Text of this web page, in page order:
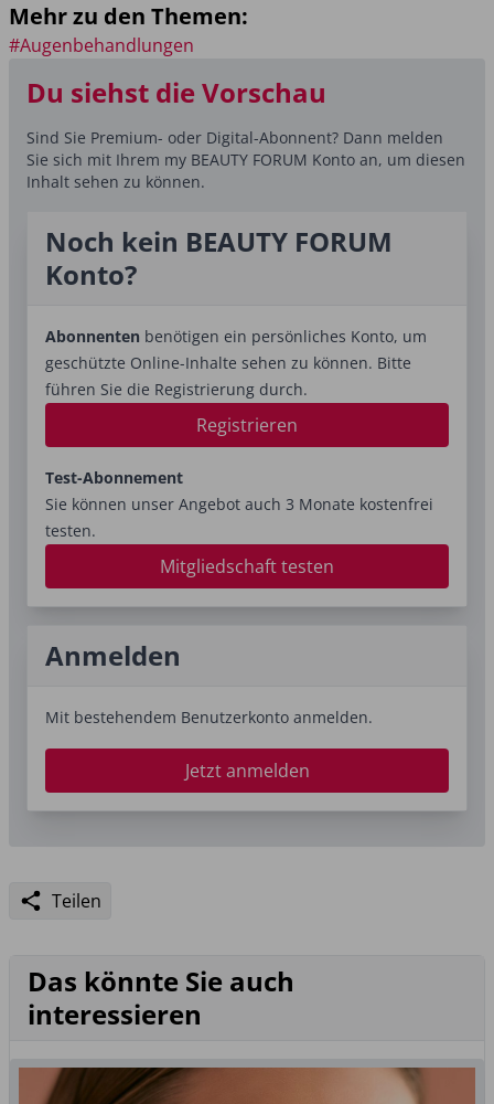
Mehr zu den Themen:
#Augenbehandlungen
Du siehst die Vorschau
Sind Sie Premium- oder Digital-Abonnent? Dann melden
Sie sich mit Ihrem my BEAUTY FORUM Konto an, um diesen
Inhalt sehen zu können.
Noch kein BEAUTY FORUM
Konto?
Abonnenten benötigen ein persönliches Konto, um
geschützte Online-Inhalte sehen zu können. Bitte
führen Sie die Registrierung durch.
Registrieren
Test-Abonnement
Sie können unser Angebot auch 3 Monate kostenfrei
testen.
Mitgliedschaft testen
Anmelden
Mit bestehendem Benutzerkonto anmelden.
Jetzt anmelden
Teilen
Das könnte Sie auch
interessieren